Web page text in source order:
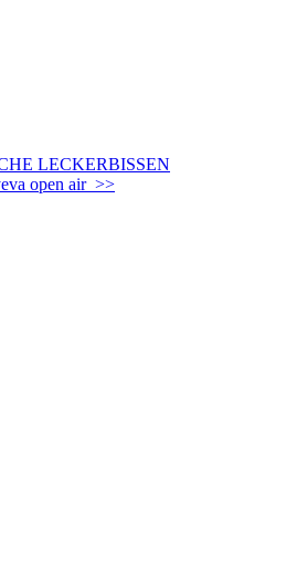
LECKERBISSEN
open air >>